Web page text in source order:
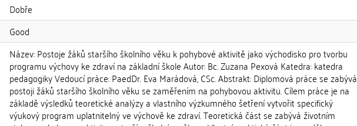
Dobře
Good
Název: Postoje žáků staršího školního věku k pohybové aktivitě jako východisko pro tvorbu
programu výchovy ke zdraví na základní škole Autor: Bc. Zuzana Pexová Katedra: katedra
pedagogiky Vedoucí práce: PaedDr. Eva Marádová, CSc. Abstrakt: Diplomová práce se zabývá
postoji žáků staršího školního věku se zaměřením na pohybovou aktivitu. Cílem práce je na
základě výsledků teoretické analýzy a vlastního výzkumného šetření vytvořit specifický
výukový program uplatnitelný ve výchově ke zdraví. Teoretická část se zabývá životním